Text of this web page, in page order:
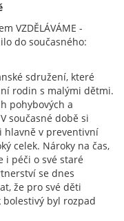
VZDĚLÁVÁME -
do současného:
sdružení, které
rodin s malými dětmi.
pohybových a
současné době si
hlavně v preventivní
celek. Nároky na čas,
i péči o své staré
se dnes
že pro své děti
byl rozpad